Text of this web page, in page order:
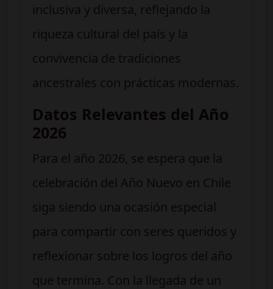
inclusiva y diversa, reflejando la
riqueza cultural del país y la
convivencia de tradiciones
ancestrales con prácticas modernas.
Datos Relevantes del Año
2026
Para el año 2026, se espera que la
celebración del Año Nuevo en Chile
siga siendo una ocasión especial
para compartir con seres queridos y
reflexionar sobre los logros del año
que termina. Con la llegada de un